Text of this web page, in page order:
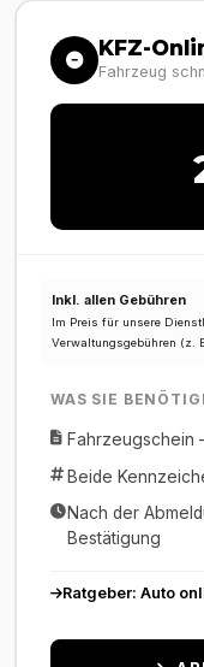
KFZ-
Fahrzeug
Inkl. allen Gebühren
Im Preis für unsere
Verwaltungsgebühren (z.
WAS SIE
Beide
Nach der
Bestätigung
Ratgeber: Auto